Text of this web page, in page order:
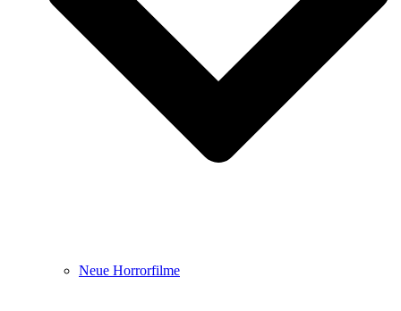
Neue Horrorfilme